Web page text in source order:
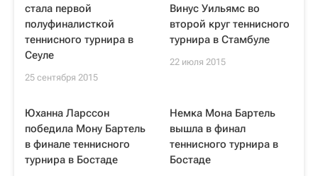
стала первой
полуфиналисткой
теннисного турнира в
Сеуле
25 сентября 2015
Винус Уильямс во
второй круг теннисного
турнира в Стамбуле
22 июля 2015
Юханна Ларссон
победила Мону Бартель
в финале теннисного
турнира в Бостаде
Немка Мона Бартель
вышла в финал
теннисного турнира в
Бостаде